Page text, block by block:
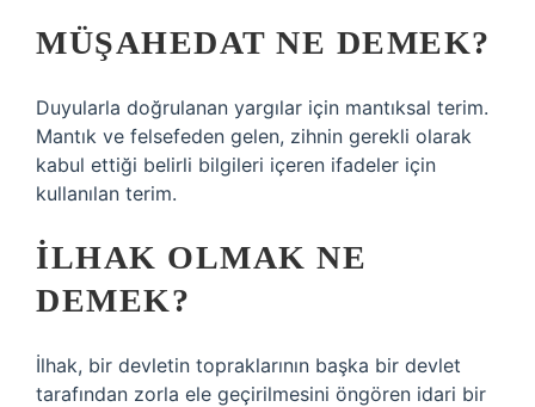
MÜŞAHEDAT NE DEMEK?
Duyularla doğrulanan yargılar için mantıksal terim.
Mantık ve felsefeden gelen, zihnin gerekli olarak
kabul ettiği belirli bilgileri içeren ifadeler için
kullanılan terim.
İLHAK OLMAK NE
DEMEK?
İlhak, bir devletin topraklarının başka bir devlet
tarafından zorla ele geçirilmesini öngören idari bir